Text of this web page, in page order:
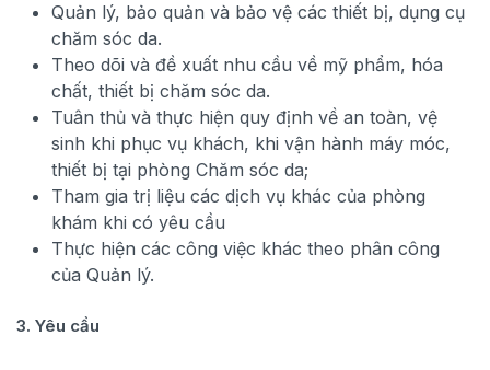
Quản lý, bảo quản và bảo vệ các thiết bị, dụng cụ
chăm sóc da.
Theo dõi và đề xuất nhu cầu về mỹ phẩm, hóa
chất, thiết bị chăm sóc da.
Tuân thủ và thực hiện quy định về an toàn, vệ
sinh khi phục vụ khách, khi vận hành máy móc,
thiết bị tại phòng Chăm sóc da;
Tham gia trị liệu các dịch vụ khác của phòng
khám khi có yêu cầu
Thực hiện các công việc khác theo phân công
của Quản lý.
3. Yêu cầu